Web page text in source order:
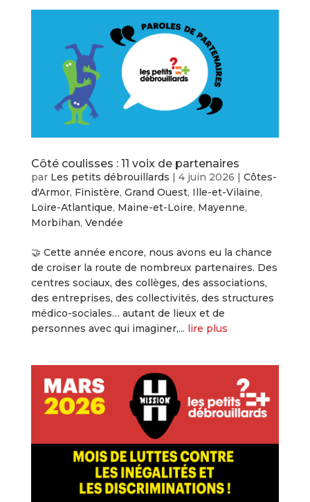
Côté coulisses : 11 voix de partenaires
par Les petits débrouillards | 4 juin 2026 | Côtes-
d'Armor, Finistère, Grand Ouest, Ille-et-Vilaine,
Loire-Atlantique, Maine-et-Loire, Mayenne,
Morbihan, Vendée
🤝 Cette année encore, nous avons eu la chance
de croiser la route de nombreux partenaires. Des
centres sociaux, des collèges, des associations,
des entreprises, des collectivités, des structures
médico-sociales… autant de lieux et de
personnes avec qui imaginer,... lire plus